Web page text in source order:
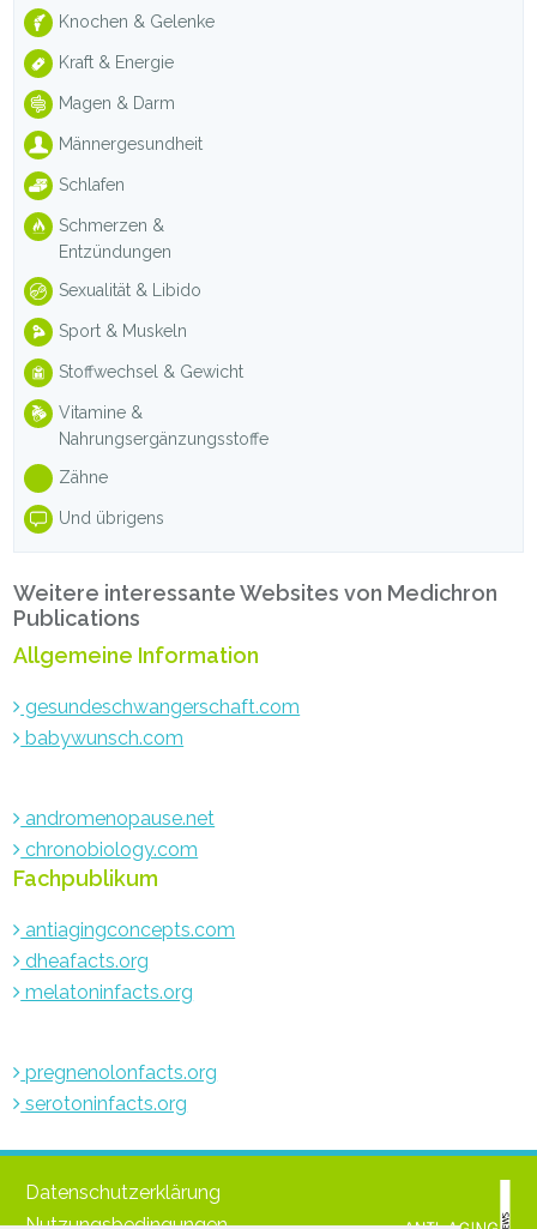
Knochen & Gelenke
Kraft & Energie
Magen & Darm
Männergesundheit
Schlafen
Schmerzen &
Entzündungen
Sexualität & Libido
Sport & Muskeln
Stoffwechsel & Gewicht
Vitamine &
Nahrungsergänzungsstoffe
Zähne
Und übrigens
Weitere interessante Websites von Medichron
Publications
Allgemeine Information
gesundeschwangerschaft.com
babywunsch.com
andromenopause.net
chronobiology.com
Fachpublikum
antiagingconcepts.com
dheafacts.org
melatoninfacts.org
pregnenolonfacts.org
serotoninfacts.org
Datenschutzerklärung